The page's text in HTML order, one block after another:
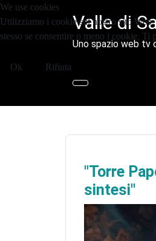
Valle di
Uno spazio web tv
"Torre
sintesi"
We use cookies
Utilizziamo i cookie sul nostro sito
stesso se consentire o meno i cookie.
Ok Rifiuta